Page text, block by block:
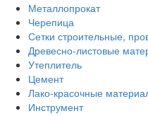
Металлопрокат
Черепица
Сетки строительные,
Древесно-листовые
Утеплитель
Цемент
Лако-красочные
Инструмент